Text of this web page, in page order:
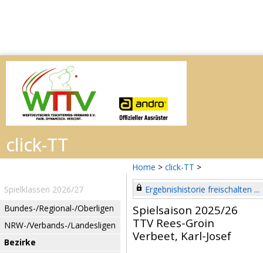
Home > click-TT >
Spielklassen 2026/27
Bundes-/Regional-/Oberligen
NRW-/Verbands-/Landesligen
Bezirke
Ergebnishistorie freischalten ...
Spielsaison 2025/26
TTV Rees-Groin
Verbeet, Karl-Josef